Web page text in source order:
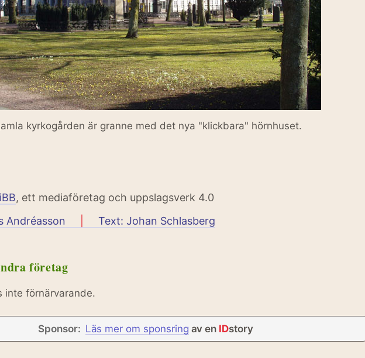
kyrkogården är granne med det nya "klickbara" hörnhuset.
, ett mediaföretag och uppslagsverk 4.0
Andréasson
Text: Johan Schlasberg
företag
inte förnärvarande.
Sponsor: Läs mer om sponsring av en IDstory